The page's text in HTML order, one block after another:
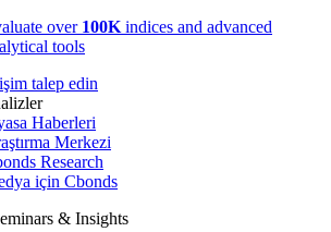
over 100K indices and advanced
tools
talep edin
Haberleri
Merkezi
Research
için Cbonds
& Insights